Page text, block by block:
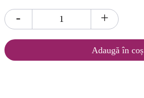
+
-
Adaugă în coș